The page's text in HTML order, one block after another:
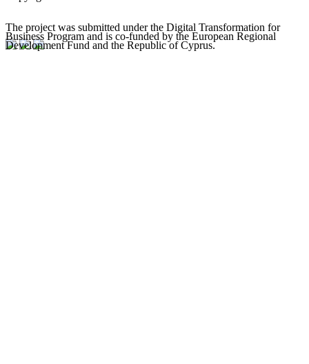
The project was submitted under the Digital Transformation for
Business Program and is co-funded by the European Regional
Development Fund and the Republic of Cyprus.